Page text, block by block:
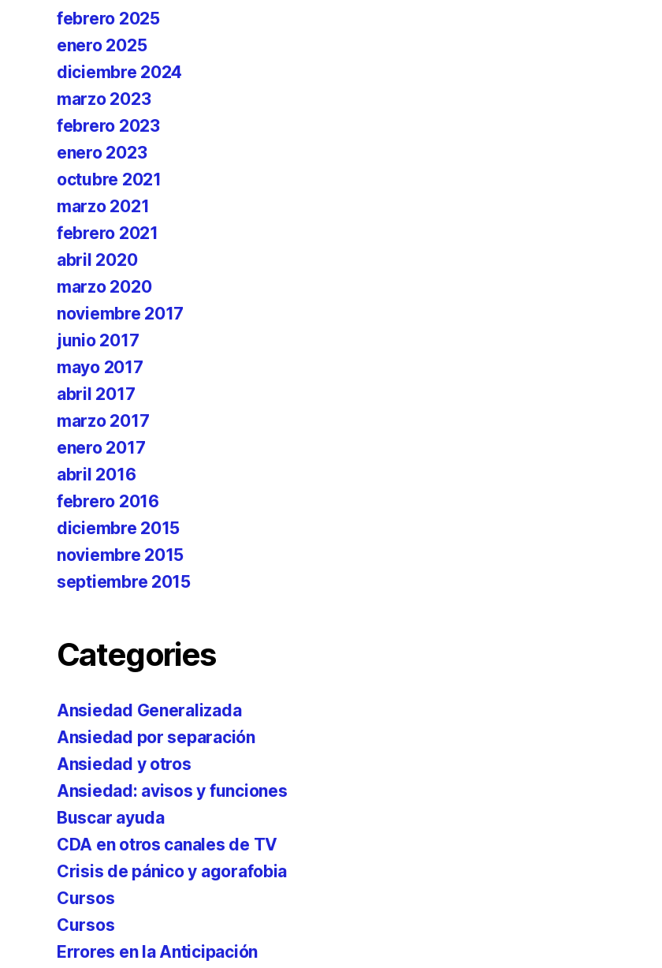
febrero 2025
enero 2025
diciembre 2024
marzo 2023
febrero 2023
enero 2023
octubre 2021
marzo 2021
febrero 2021
abril 2020
marzo 2020
noviembre 2017
junio 2017
mayo 2017
abril 2017
marzo 2017
enero 2017
abril 2016
febrero 2016
diciembre 2015
noviembre 2015
septiembre 2015
Categories
Ansiedad Generalizada
Ansiedad por separación
Ansiedad y otros
Ansiedad: avisos y funciones
Buscar ayuda
CDA en otros canales de TV
Crisis de pánico y agorafobia
Cursos
Cursos
Errores en la Anticipación